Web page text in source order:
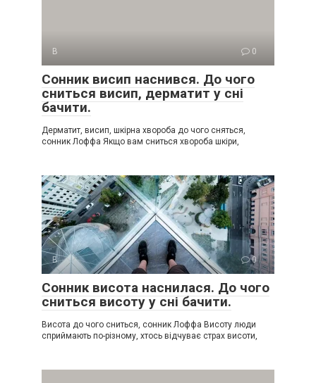
В 0
Сонник висип наснився. До чого
сниться висип, дерматит у сні
бачити.
Дерматит, висип, шкірна хвороба до чого сняться,
сонник Лоффа Якщо вам сниться хвороба шкіри,
В 0
Сонник висота наснилася. До чого
сниться висоту у сні бачити.
Висота до чого сниться, сонник Лоффа Висоту люди
сприймають по-різному, хтось відчуває страх висоти,